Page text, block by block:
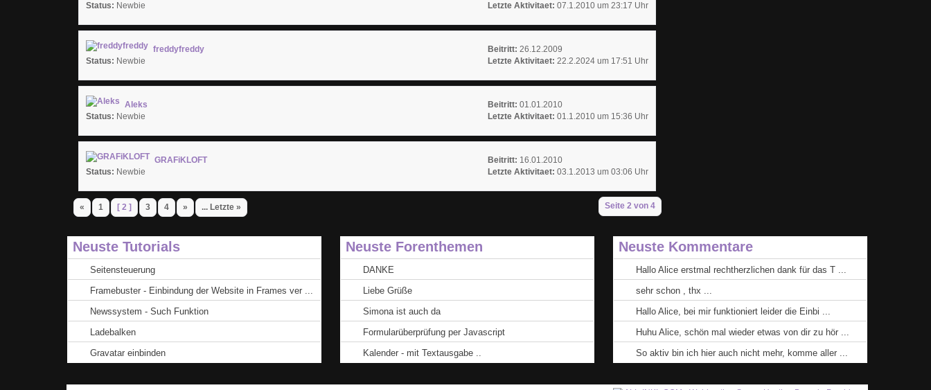
Letzte Aktivitaet: 07.1.2010 um 23:17 Uhr
Status: Newbie
Beitritt: 26.12.2009
Letzte Aktivitaet: 22.2.2024 um 17:51 Uhr
freddyfreddy
Status: Newbie
Beitritt: 01.01.2010
Letzte Aktivitaet: 01.1.2010 um 15:36 Uhr
Aleks
Status: Newbie
Beitritt: 16.01.2010
Letzte Aktivitaet: 03.1.2013 um 03:06 Uhr
GRAFiKLOFT
Status: Newbie
« 1 [ 2 ] 3 4 » ... Letzte » Seite 2 von 4
Neuste Tutorials
Seitensteuerung
Framebuster - Einbindung der Website in Frames ver ...
Newssystem - Such Funktion
Ladebalken
Gravatar einbinden
Neuste Forenthemen
DANKE
Liebe Grüße
Simona ist auch da
Formularüberprüfung per Javascript
Kalender - mit Textausgabe ..
Neuste Kommentare
Hallo Alice erstmal rechtherzlichen dank für das T ...
sehr schon , thx ...
Hallo Alice, bei mir funktioniert leider die Einbi ...
Huhu Alice, schön mal wieder etwas von dir zu hör ...
So aktiv bin ich hier auch nicht mehr, komme aller ...